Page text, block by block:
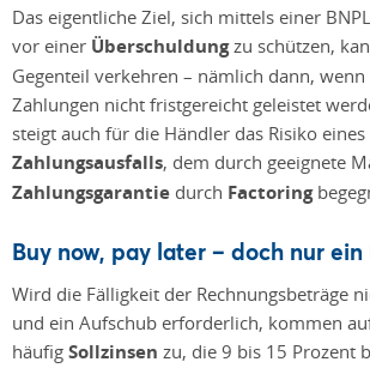
Das eigentliche Ziel, sich mittels einer
vor einer Überschuldungzu schützen,
Gegenteil verkehren – nämlich dann,
Zahlungen nicht fristgereicht geleistet
steigt auch für die Händler das Risiko eines
Zahlungsausfalls, dem durch geeignete
Zahlungsgarantie durch Factoring
Buy now, pay later – doch nur
Wird die Fälligkeit der Rechnungsbeträge
und ein Aufschub erforderlich, kommen
häufig Sollzinsen zu, die 9 bis 15 Prozent